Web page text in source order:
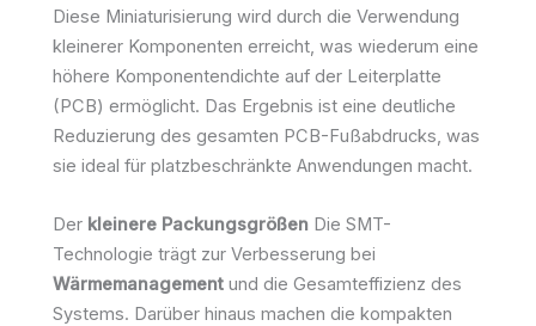
Diese Miniaturisierung wird durch die Verwendung
kleinerer Komponenten erreicht, was wiederum eine
höhere Komponentendichte auf der Leiterplatte
(PCB) ermöglicht. Das Ergebnis ist eine deutliche
Reduzierung des gesamten PCB-Fußabdrucks, was
sie ideal für platzbeschränkte Anwendungen macht.
Der kleinere Packungsgrößen Die SMT-
Technologie trägt zur Verbesserung bei
Wärmemanagement und die Gesamteffizienz des
Systems. Darüber hinaus machen die kompakten